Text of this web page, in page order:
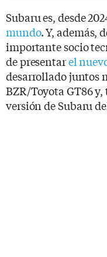
Subaru es, desde
mundo. Y, además,
importante socio
de presentarel
desarrollado juntos
BZR/Toyota GT86
versión de Subaru